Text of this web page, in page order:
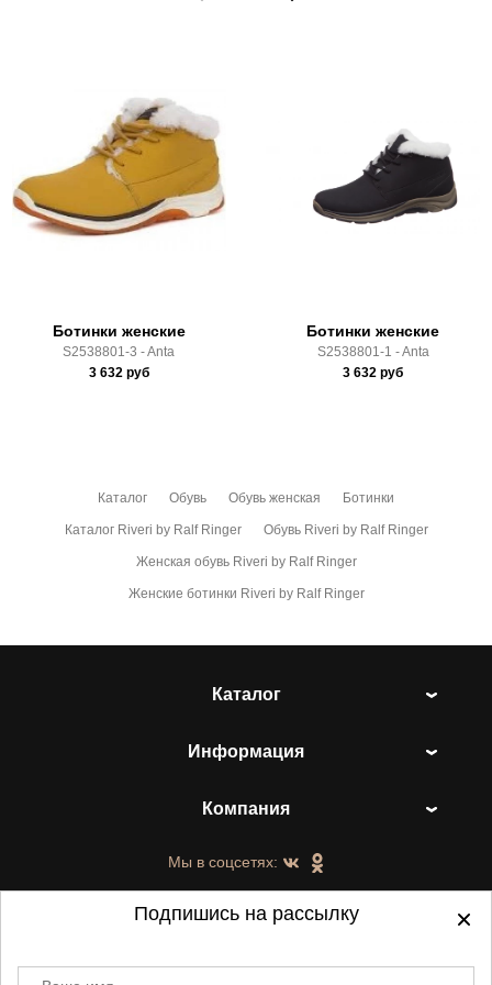
Ботинки женские
S2538801-3 - Anta
3 632руб
Ботинки женские
S2538801-1 - Anta
3 632 руб
Каталог Обувь Обувь женская Ботинки
Каталог Riveri by Ralf Ringer Обувь Riveri by Ralf Ringer
Женская обувь Riveri by Ralf Ringer
Женские ботинки Riveri by Ralf Ringer
Каталог
Информация
Компания
Мы в соцсетях:
Подпишись на рассылку